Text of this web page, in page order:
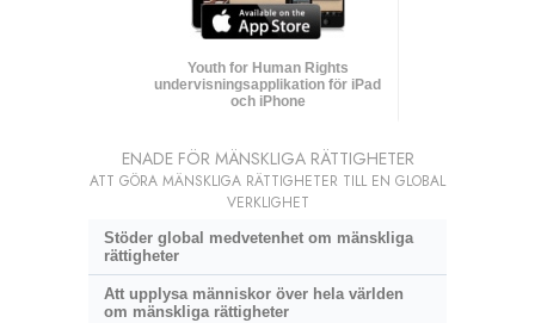
Youth for Human Rights
undervisnings­applikation för iPad
och iPhone
ENADE FÖR MÄNSKLIGA RÄTTIGHETER
ATT GÖRA MÄNSKLIGA RÄTTIGHETER TILL EN GLOBAL
VERKLIGHET
Stöder global medvetenhet om mänskliga
rättigheter
Att upplysa människor över hela världen
om mänskliga rättigheter